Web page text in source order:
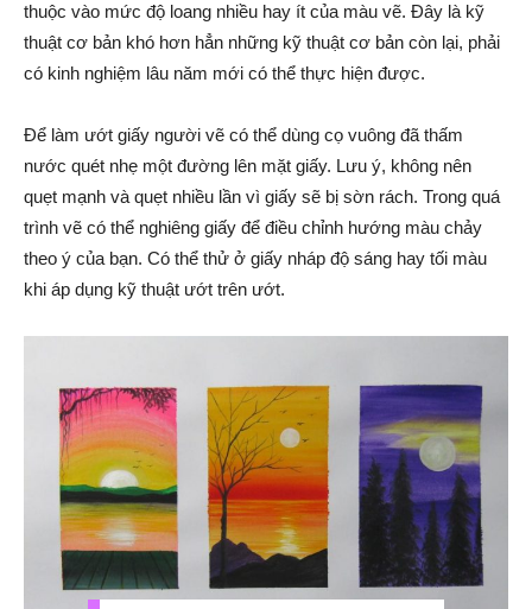
thuộc vào mức độ loang nhiều hay ít của màu vẽ. Đây là kỹ
thuật cơ bản khó hơn hẳn những kỹ thuật cơ bản còn lại, phải
có kinh nghiệm lâu năm mới có thể thực hiện được.
Để làm ướt giấy người vẽ có thể dùng cọ vuông đã thấm
nước quét nhẹ một đường lên mặt giấy. Lưu ý, không nên
quẹt mạnh và quẹt nhiều lần vì giấy sẽ bị sờn rách. Trong quá
trình vẽ có thể nghiêng giấy để điều chỉnh hướng màu chảy
theo ý của bạn. Có thể thử ở giấy nháp độ sáng hay tối màu
khi áp dụng kỹ thuật ướt trên ướt.